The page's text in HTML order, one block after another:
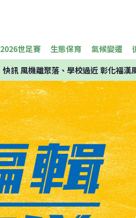
2026世足賽 生態保育 氣候變遷
快訊風機離聚落、學校過近 彰化福漢